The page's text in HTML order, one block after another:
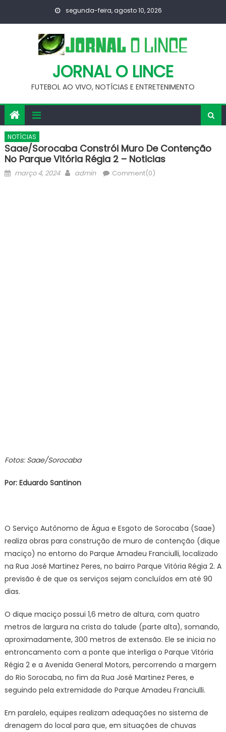
segunda-feira, agosto 10, 2026
JORNAL O LINCE
FUTEBOL AO VIVO, NOTÍCIAS E ENTRETENIMENTO
NOTÍCIAS
Saae/Sorocaba Constrói Muro De Contenção
No Parque Vitória Régia 2 – Noticias
Posted
março 4, 2024 Author
admin Comment(0)
Fotos: Saae/Sorocaba
Por: Eduardo Santinon
O Serviço Autônomo de Água e Esgoto de Sorocaba (Saae)
realiza obras para construção de muro de contenção (dique
maciço) no entorno do Parque Amadeu Franciulli, localizado
na Rua José Martinez Peres, no bairro Parque Vitória Régia 2. A
previsão é de que os serviços sejam concluídos em até 90
dias.
O dique maciço possui 1,6 metro de altura, com quatro
metros de largura na crista do talude (parte alta), somando,
aproximadamente, 300 metros de extensão. Ele se inicia no
entroncamento com a ponte que interliga o Parque Vitória
Régia 2 e a Avenida General Motors, percorrendo a margem
do Rio Sorocaba, no fim da Rua José Martinez Peres, e
seguindo pela extremidade do Parque Amadeu Franciulli.
Em paralelo, equipes realizam adequações no sistema de
drenagem do local para que, em situações de chuvas